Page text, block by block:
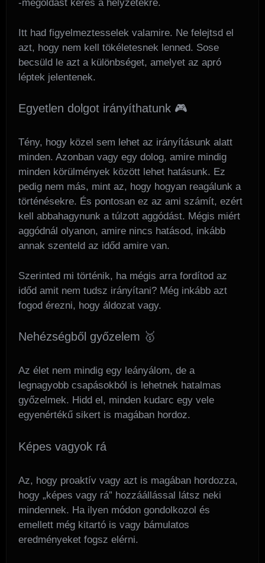
-megoldást keres a helyzetekre.
Itt had figyelmeztesselek valamire. Ne felejtsd el
azt, hogy nem kell tökéletesnek lenned. Sose
becsüld le azt a különbséget, amelyet az apró
léptek jelentenek.
Egyetlen dolgot irányíthatunk 🎮
Tény, hogy közel sem lehet az irányításunk alatt
minden. Azonban vagy egy dolog, amire mindig
minden körülmények között lehet hatásunk. Ez
pedig nem más, mint az, hogy hogyan reagálunk a
történésekre. És pontosan ez az ami számít, ezért
kell abbahagynunk a túlzott aggódást. Mégis miért
aggódnál olyanon, amire nincs hatásod, inkább
annak szenteld az időd amire van.
Szerinted mi történik, ha mégis arra fordítod az
időd amit nem tudsz irányítani? Még inkább azt
fogod érezni, hogy áldozat vagy.
Nehézségből győzelem 🥇
Az élet nem mindig egy leányálom, de a
legnagyobb csapásokból is lehetnek hatalmas
győzelmek. Hidd el, minden kudarc egy vele
egyenértékű sikert is magában hordoz.
Képes vagyok rá
Az, hogy proaktív vagy azt is magában hordozza,
hogy „képes vagy rá” hozzáállással látsz neki
mindennek. Ha ilyen módon gondolkozol és
emellett még kitartó is vagy bámulatos
eredményeket fogsz elérni.